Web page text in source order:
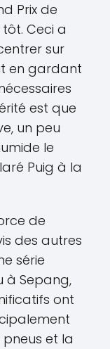
Prix de
Ceci a
sur
en gardant
est que
un peu
le
Puig à la
de
des autres
série
à Sepang,
ont
et la